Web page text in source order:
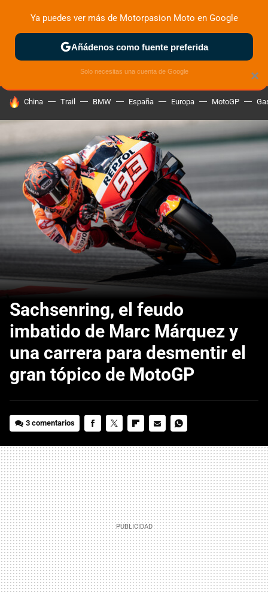
ZONA DE PRUEBAS DEPORTIVAS MOTOS ELÉCTRICAS
HOY SE HABLA DE
China Trail BMW España Europa MotoGP
Sachsenring, el feudo
imbatido de Marc Márquez y
una carrera para desmentir el
gran tópico de MotoGP
3 comentarios
MAIL
×
Ya puedes ver más de Motorpasion Moto en Google
Añádenos como fuente preferida
Solo necesitas una cuenta de Google